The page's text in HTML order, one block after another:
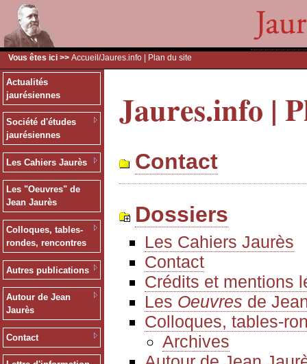
Vous êtes ici >> Accueil /Jaures.info | Plan du site
Actualités
jaurésiennes
Société d'études
jaurésiennes
Les Cahiers Jaurès
Les "Oeuvres" de
Jean Jaurès
Colloques, tables-
rondes, rencontres
Autres publications
Autour de Jean
Jaurès
Contact
Jaures.info |
Contact
Dossiers
Les Cahiers Jaurès
Contact
Crédits et mentions
Les Oeuvres de
Colloques, tables-
Archives